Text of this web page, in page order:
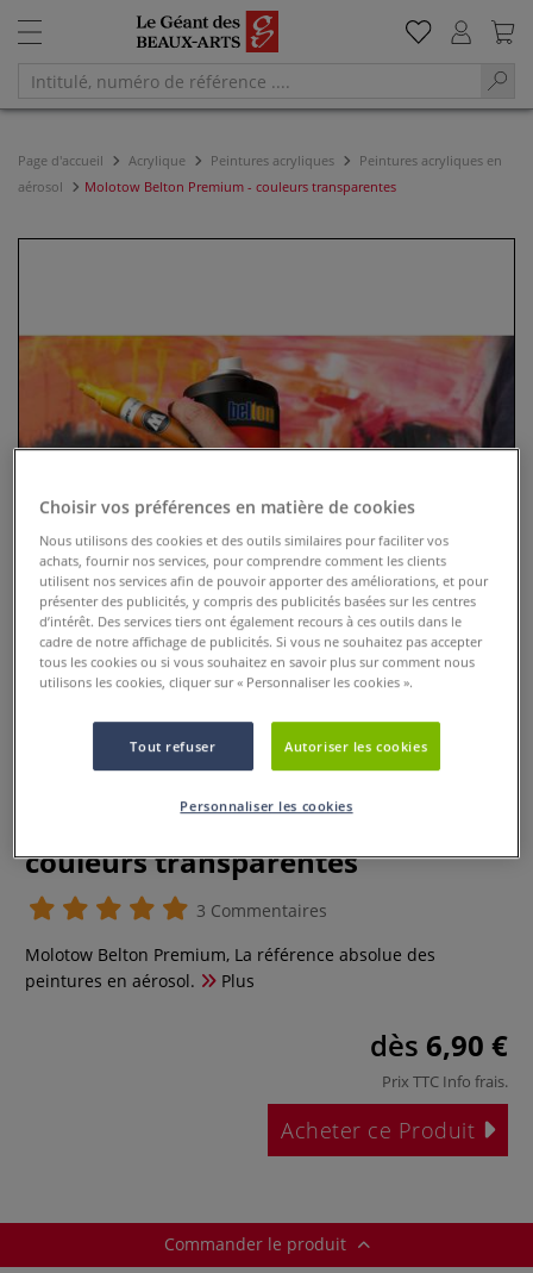
Page d'accueil Acrylique Peintures acryliques
Peintures acryliques en
aérosol
Molotow Belton Premium - couleurs transparentes
couleurs transparentes
3 Commentaires
Molotow Belton Premium, La référence absolue des
peintures en aérosol.
Plus
dès 6,90 €
Prix TTC Info frais.
Acheter ce Produit
Commander le produit
Choisir vos préférences en matière de cookies
Nous utilisons des cookies et des outils similaires pour faciliter vos
achats, fournir nos services, pour comprendre comment les clients
utilisent nos services afin de pouvoir apporter des améliorations, et pour
présenter des publicités, y compris des publicités basées sur les centres
d’intérêt. Des services tiers ont également recours à ces outils dans le
cadre de notre affichage de publicités. Si vous ne souhaitez pas accepter
tous les cookies ou si vous souhaitez en savoir plus sur comment nous
utilisons les cookies, cliquer sur « Personnaliser les cookies ».
Tout refuser Autoriser les cookies
Personnaliser les cookies